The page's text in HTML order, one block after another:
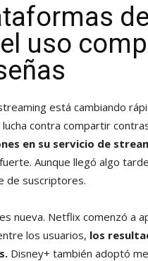
uso
está cambiando
lucha contra compartir
en su servicio de
Aunque llegó algo
de suscriptores.
nueva. Netflix comenzó a
los usuarios, los
Disney+ también adoptó